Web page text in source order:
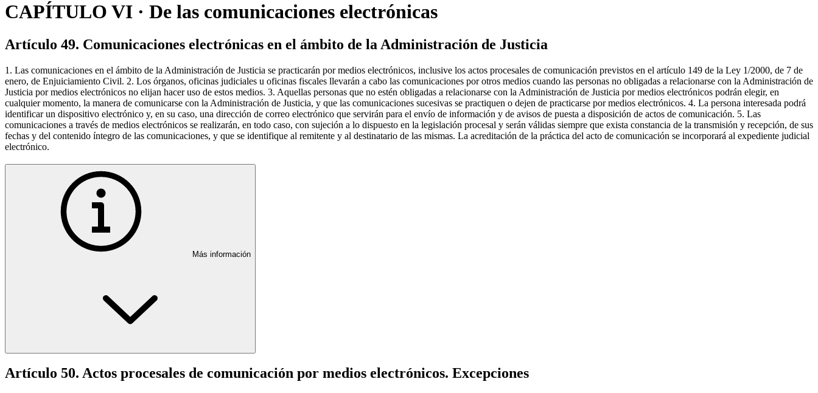
CAPÍTULO VI · De las comunicaciones electrónicas
Artículo 49. Comunicaciones electrónicas en el ámbito de la Administración de Justicia
1. Las comunicaciones en el ámbito de la Administración de Justicia se practicarán por medios electrónicos, inclusive los actos procesales de comunicación previstos en el artículo 149 de la Ley 1/2000, de 7 de
enero, de Enjuiciamiento Civil. 2. Los órganos, oficinas judiciales u oficinas fiscales llevarán a cabo las comunicaciones por otros medios cuando las personas no obligadas a relacionarse con la Administración de
Justicia por medios electrónicos no elijan hacer uso de estos medios. 3. Aquellas personas que no estén obligadas a relacionarse con la Administración de Justicia por medios electrónicos podrán elegir, en
cualquier momento, la manera de comunicarse con la Administración de Justicia, y que las comunicaciones sucesivas se practiquen o dejen de practicarse por medios electrónicos. 4. La persona interesada podrá
identificar un dispositivo electrónico y, en su caso, una dirección de correo electrónico que servirán para el envío de información y de avisos de puesta a disposición de actos de comunicación. 5. Las
comunicaciones a través de medios electrónicos se realizarán, en todo caso, con sujeción a lo dispuesto en la legislación procesal y serán válidas siempre que exista constancia de la transmisión y recepción, de sus
fechas y del contenido íntegro de las comunicaciones, y que se identifique al remitente y al destinatario de las mismas. La acreditación de la práctica del acto de comunicación se incorporará al expediente judicial
electrónico.
Más información
Artículo 50. Actos procesales de comunicación por medios electrónicos. Excepciones